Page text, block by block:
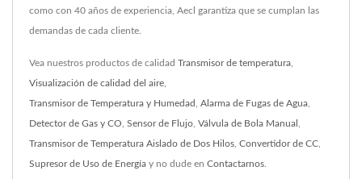
como con 40 años de experiencia, Aecl garantiza que se cumplan las
demandas de cada cliente.
Vea nuestros productos de calidad Transmisor de temperatura
Visualización de calidad del aire
Transmisor de Temperatura y Humedad Alarma de Fugas de Agua
Detector de Gas y CO Sensor de Flujo Válvula de Bola Manual
Transmisor de Temperatura Aislado de Dos Hilos Convertidor de CC
Supresor de Uso de Energía y no dude en Contactarnos